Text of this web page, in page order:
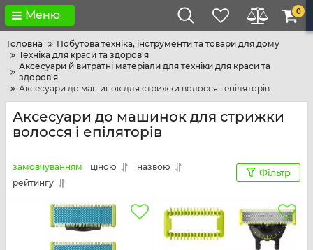
Меню 0
Головна
Побутова техніка, інструменти та товари для дому
Техніка для краси та здоров'я
Аксесуари й витратні матеріали для техніки для краси та
здоров'я
Аксесуари до машинок для стрижки волосся і епіляторів
Аксесуари до машинок для стрижки
волосся і епіляторів
замовчуванням ціною
назвою
рейтингу
Фільтр